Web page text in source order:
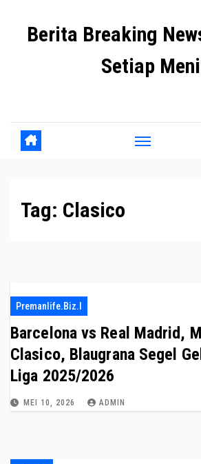
Berita Breaking
Setiap
Tag: Clasico
Premanlife.biz.i
Barcelona vs Real Madrid,
Clasico, Blaugrana Segel
Liga 2025/2026
MEI 10, 2026 ADMIN